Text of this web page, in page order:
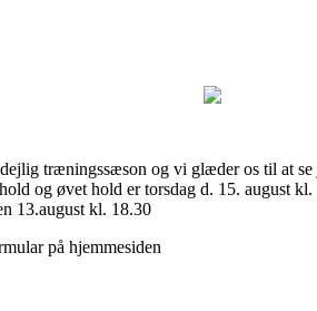
træningssæson og vi glæder os til at se
og øvet hold er torsdag d. 15. august kl.
13.august kl. 18.30
på hjemmesiden